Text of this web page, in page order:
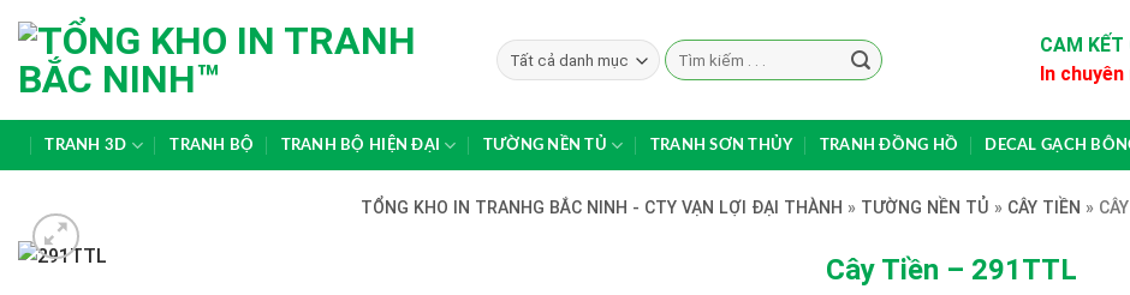
to
content
Search
for:
CAM KẾT
In
TRANH 3D TRANH BỘ TRANH BỘ HIỆN ĐẠI TƯỜNG NỀN TỦ TRANH SƠN THỦY TRANH ĐỒNG HỒ DECAL GẠCH
TỔNG KHO IN TRANHG BẮC NINH - CTY VẠN LỢI ĐẠI THÀNH » TƯỜNG NỀN TỦ » CÂY TIỀN »
Cây Tiền – 291TTL